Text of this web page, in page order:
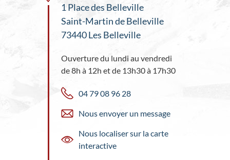
1 Place des Belleville
Saint-Martin de Belleville
73440 Les Belleville
Ouverture du lundi au vendredi
de 8h à 12h et de 13h30 à 17h30
04 79 08 96 28
Nous envoyer un message
Nous localiser sur la carte
interactive